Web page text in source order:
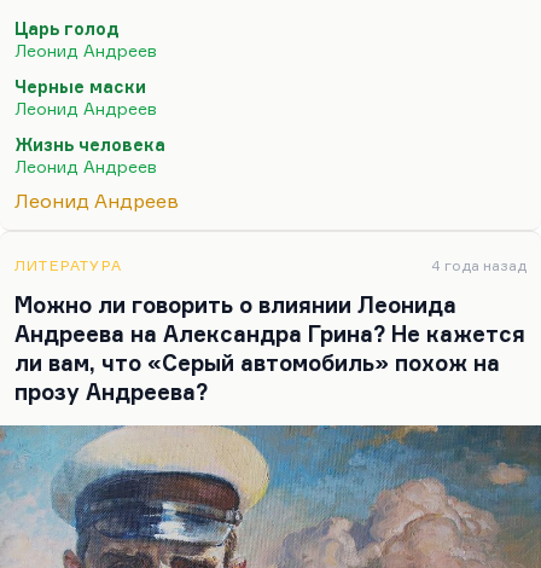
необязателен, но, знаете, не до такой же степени.
Лучшая пьеса Андреева — «Чёрные маски»,
первый русский драматический триллер, по-
настоящему очень страшный. Там Лоренцо
Спадаро, герцог… Хотя Горький писал, что герцог
не может носить фамилию Башмачников, но тем
гостей в своём замке и замечает вдруг, что среди
Царь голод
Леонид Андреев
Черные маски
Леонид Андреев
Жизнь человека
Леонид Андреев
Леонид Андреев
ЛИТЕРАТУРА 4 года назад
Можно ли говорить о влиянии Леонида
Андреева на Александра Грина? Не кажется
ли вам, что «Серый автомобиль» похож на
прозу Андреева?